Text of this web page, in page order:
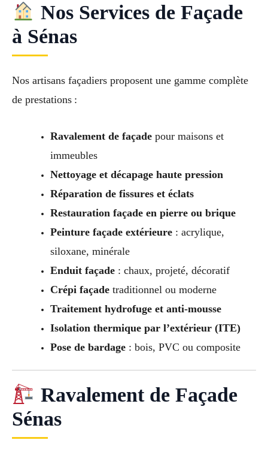
Nos Services de Façade
à Sénas
Nos artisans façadiers proposent une gamme complète
de prestations :
Ravalement de façadepour maisons et
immeubles
Nettoyage et décapage haute pression
Réparation de fissures et éclats
Restauration façade en pierre ou brique
Peinture façade extérieure: acrylique,
siloxane, minérale
Enduit façade: chaux, projeté, décoratif
Crépi façadetraditionnel ou moderne
Traitement hydrofuge et anti-mousse
Isolation thermique par l’extérieur (ITE)
Pose de bardage: bois, PVC ou composite
Ravalement de Façade
Sénas